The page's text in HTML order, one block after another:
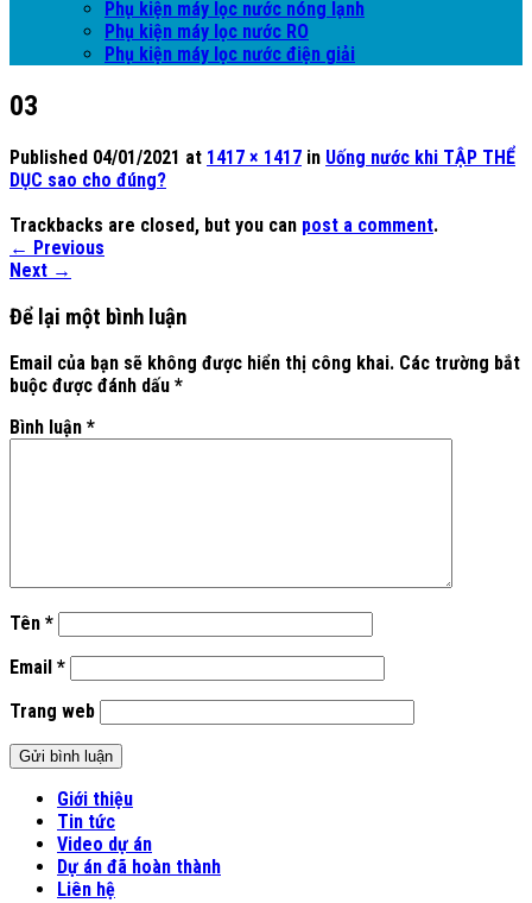
Phụ kiện máy lọc nước nóng lạnh
Phụ kiện máy lọc nước RO
Phụ kiện máy lọc nước điện giải
03
Published 04/01/2021 at 1417 × 1417 in Uống nước khi TẬP THỂ
DỤC sao cho đúng?
Trackbacks are closed, but you can post a comment.
← Previous
Next →
Để lại một bình luận
Email của bạn sẽ không được hiển thị công khai. Các trường bắt
buộc được đánh dấu *
Bình luận *
Tên *
Email *
Trang web
Giới thiệu
Tin tức
Video dự án
Dự án đã hoàn thành
Liên hệ